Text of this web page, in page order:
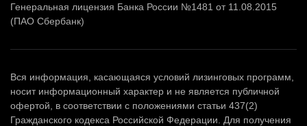
Генеральная лицензия Банка России №1481 от 11.08.2015
(ПАО Сбербанк)
Вся информация, касающаяся условий лизинговых программ,
носит информационный характер и не является публичной
офертой, в соответствии с положениями статьи 437(2)
Гражданского кодекса Российской Федерации. Для получения